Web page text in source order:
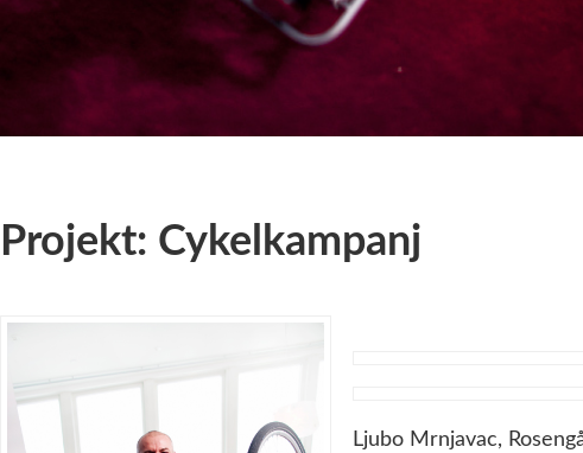
Projekt: Cykelkampanj
Ljubo Mrnjavac,